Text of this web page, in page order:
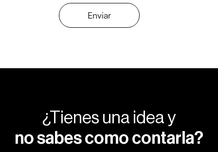
Enviar
¿Tienes una idea y
no sabes como contarla?